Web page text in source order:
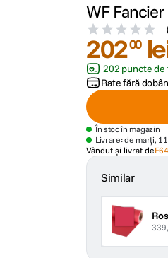
WF
20200
202 puncte
Rate fără
În stoc în magazin
Livrare: de marți,
Vândut și livrat deF64
Similar